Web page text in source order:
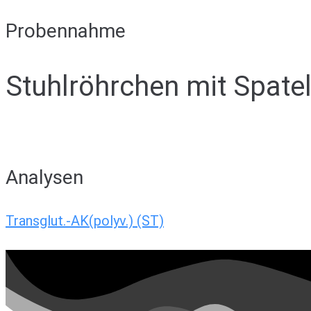
Probennahme
Stuhlröhrchen mit Spatel
Analysen
Transglut.-AK(polyv.) (ST)